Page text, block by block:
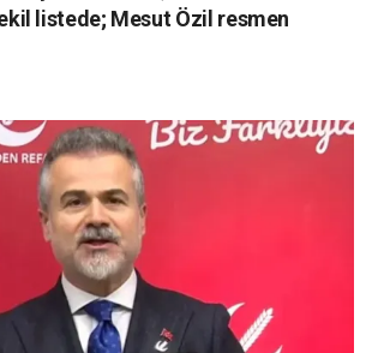
listede; Mesut Özil resmen